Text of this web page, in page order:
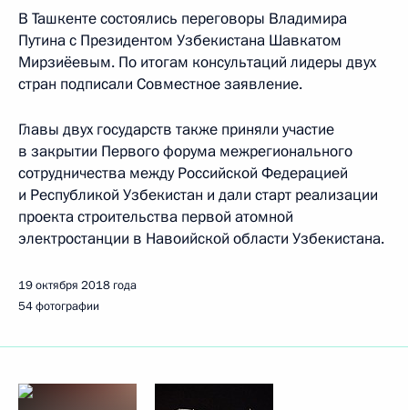
В Ташкенте состоялись переговоры Владимира
Путина с Президентом Узбекистана Шавкатом
Мирзиёевым. По итогам консультаций лидеры двух
стран подписали Совместное заявление.
Главы двух государств также приняли участие
в закрытии Первого форума межрегионального
сотрудничества между Российской Федерацией
и Республикой Узбекистан и дали старт реализации
проекта строительства первой атомной
электростанции в Навоийской области Узбекистана.
19 октября 2018 года
54 фотографии